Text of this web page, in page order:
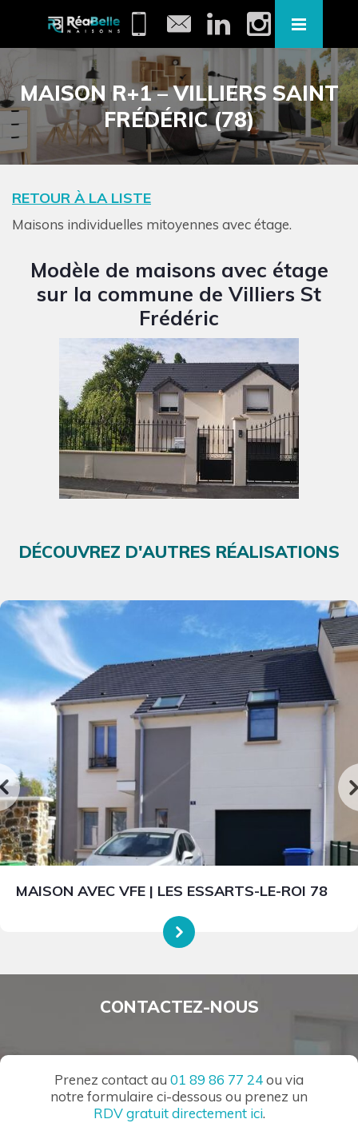
MAISON R+1 – VILLIERS SAINT
FRÉDÉRIC (78)
RETOUR À LA LISTE
Maisons individuelles mitoyennes avec étage.
Modèle de maisons avec étage
sur la commune de Villiers St
Frédéric
DÉCOUVREZ D'AUTRES RÉALISATIONS
MAISON AVEC VFE | LES ESSARTS-LE-ROI 78
CONTACTEZ-NOUS
Prenez contact au 01 89 86 77 24ou via
notre formulaire ci-dessous ou prenez un
RDV gratuit directement ici.